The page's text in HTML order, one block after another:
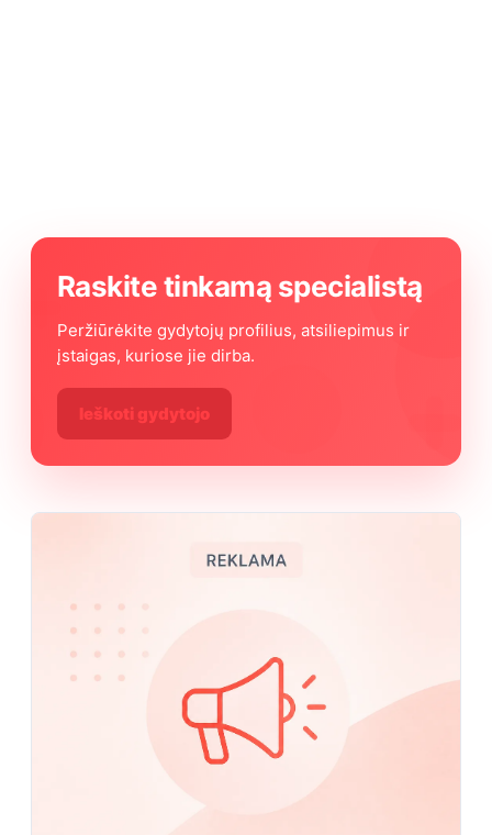
Raskite tinkamą specialistą
Peržiūrėkite gydytojų profilius, atsiliepimus ir
įstaigas, kuriose jie dirba.
Ieškoti gydytojo